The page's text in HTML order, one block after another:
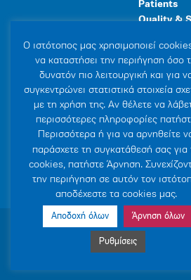
Patients
Quality &
Human
General
© 2007-2026 HYGEIA
Ο ιστότοπoς μας χρησιμοποιεί
να καταστήσει την περιήγηση όσο
δυνατόν πιο λειτουργική και για
συγκεντρώνει στατιστικά στοιχεία
με τη χρήση της. Αν θέλετε να
περισσότερες πληροφορίες
Περισσότερα ή για να αρνηθείτε
παράσχετε τη συγκατάθεσή σας για
cookies, πατήστε Άρνηση.
την περιήγηση σε αυτόν τον
αποδέχεστε τα cookies μας.
Αποδοχή όλων Άρνηση όλων
Ρυθμίσεις